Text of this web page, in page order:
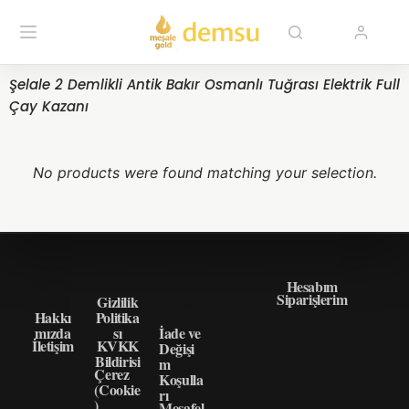
Şelale 2 Demlikli Antik Bakır Osmanlı Tuğrası Elektrik Full
Çay Kazanı
No products were found matching your selection.
Hakkı
mızda
İletişim
Gizlilik
Politika
sı
KVKK
Bildirisi
Çerez
(Cookie
İade ve
Değişi
m
Koşulla
rı
Hesabım
Siparişlerim